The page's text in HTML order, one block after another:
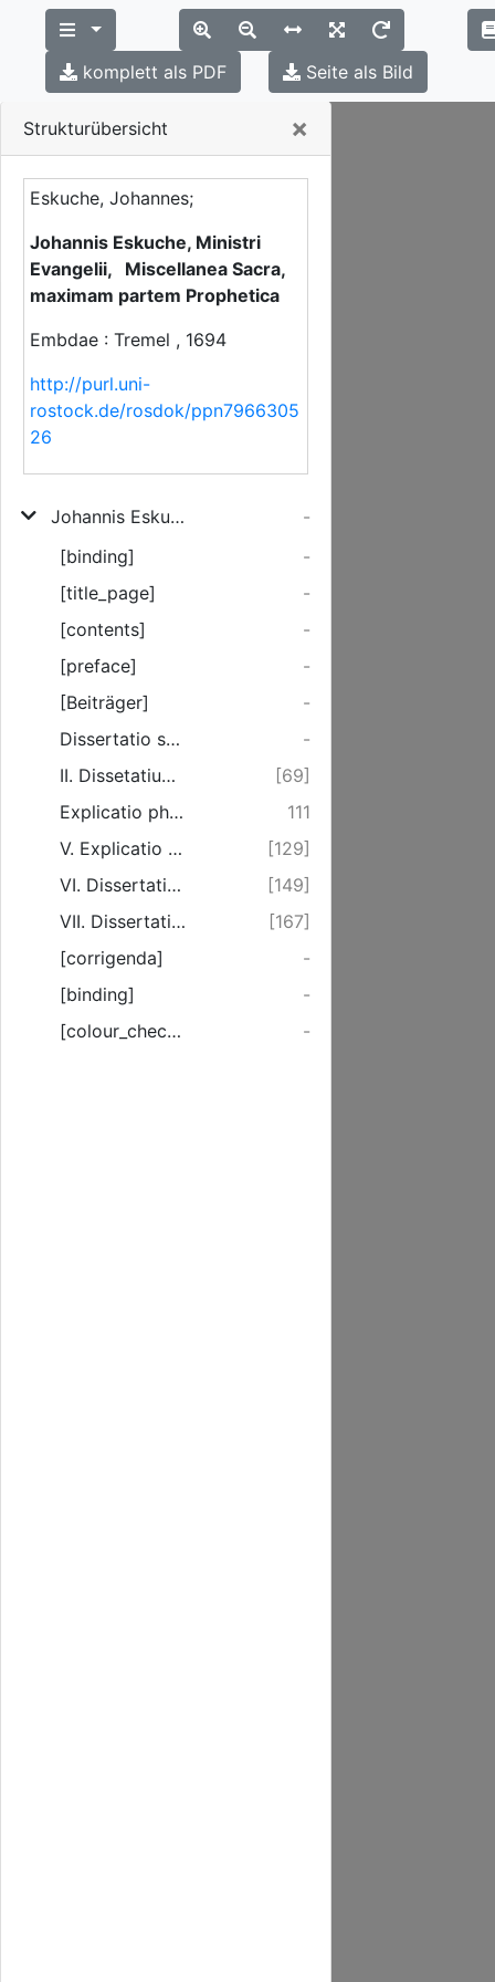
Strukturübersicht ×
Eskuche, Johannes;
Johannis Eskuche, Ministri
Evangelii, Miscellanea Sacra,
maximam partem Prophetica
Embdae : Tremel , 1694
http://purl.uni-
rostock.de/rosdok/ppn7966305
26
Johannis Eskuche, Ministri Evangelii, Miscellanea Sacra, maximam partem Prophetica
-
[binding]
-
[title_page]
-
[contents]
-
[preface]
-
[Beiträger]
-
Dissertatio super. Daniel. II. 44-45.
-
II. Dissetatiumcula super. Apoc. VII. 9-17. [unvollst.]
[69]
Explicatio phialae septimae Apoc. XVI. 17-21. per modum Orationis sacrae
111
V. Explicatio Jes. II. vers 3. per modum Orationis Sacrae
[129]
VI. Dissertatio De Religionis Christianae Defensione & Propagatione
[149]
VII. Dissertatio De Doctrina Christi & Apostolorum
[167]
[corrigenda]
-
[binding]
-
[colour_checker]
-
komplett als PDF Seite als Bild